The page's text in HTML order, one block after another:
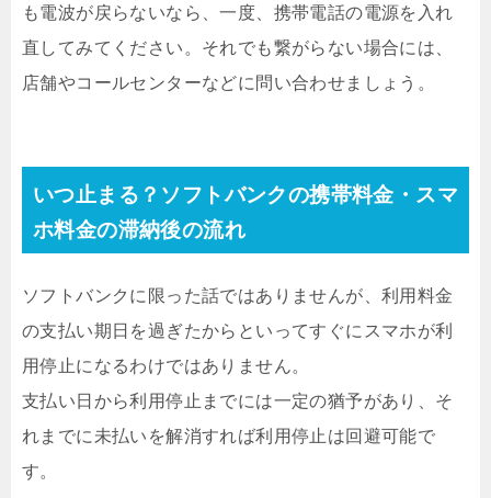
も電波が戻らないなら、一度、携帯電話の電源を入れ
直してみてください。それでも繋がらない場合には、
店舗やコールセンターなどに問い合わせましょう。
いつ止まる？ソフトバンクの携帯料金・スマ
ホ料金の滞納後の流れ
ソフトバンクに限った話ではありませんが、利用料金
の支払い期日を過ぎたからといってすぐにスマホが利
用停止になるわけではありません。
支払い日から利用停止までには一定の猶予があり、そ
れまでに未払いを解消すれば利用停止は回避可能で
す。